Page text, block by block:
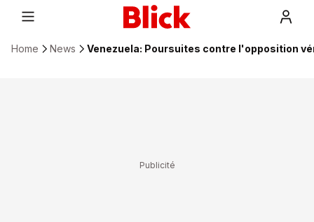
Home News Venezuela: Poursuites contre l'opposition